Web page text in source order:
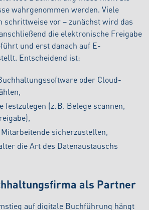
wahrgenommen werden. Viele
schrittweise vor – zunächst wird das
die elektronische Freigabe
und erst danach auf E-
Entscheidend ist:
oder Cloud-
festzulegen (z. B. Belege scannen,
sicherzustellen,
die Art des Datenaustauschs
als Partner
auf digitale Buchführung hängt